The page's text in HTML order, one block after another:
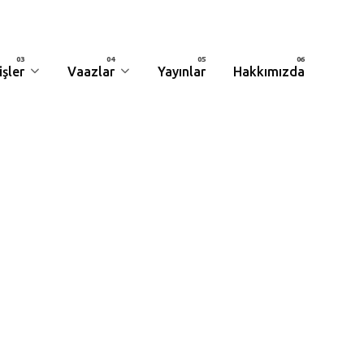
Vaazlar Yayınlar Hakkımızda